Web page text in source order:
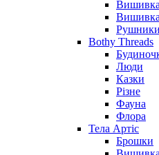
Вишивка
Рушники
Bothy Threads
Люди
Казки
Різне
Фауна
Флора
Тела Артіс
Брошки